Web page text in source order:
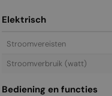
Elektrisch
Stroomvereisten
Stroomverbruik (watt)
Bediening en functies